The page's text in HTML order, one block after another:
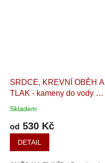
SRDCE, KREVNÍ OBĚH A
TLAK - kameny do vody na
polodrahokamového elixír:
amazonit, achát, ametyst
Skladem
od 530 Kč
DETAIL